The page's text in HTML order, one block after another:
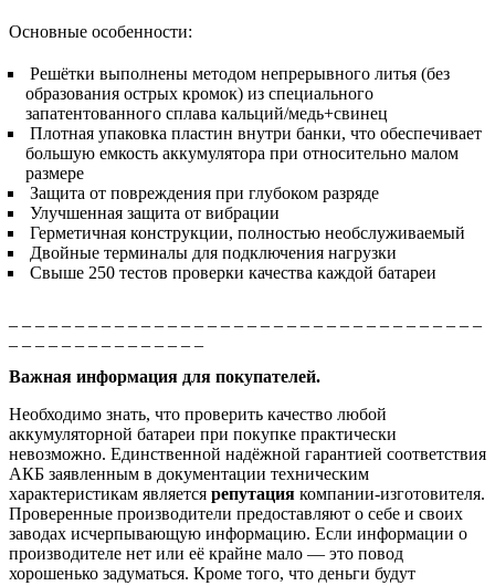
Основные особенности:
Решётки выполнены методом непрерывного литья (без
образования острых кромок) из специального
запатентованного сплава кальций/медь+свинец
Плотная упаковка пластин внутри банки, что обеспечивает
большую емкость аккумулятора при относительно малом
размере
Защита от повреждения при глубоком разряде
Улучшенная защита от вибрации
Герметичная конструкции, полностью необслуживаемый
Двойные терминалы для подключения нагрузки
Свыше 250 тестов проверки качества каждой батареи
Важная информация для покупателей.
Необходимо знать, что проверить качество любой
аккумуляторной батареи при покупке практически
невозможно. Единственной надёжной гарантией соответствия
АКБ заявленным в документации техническим
характеристикам является репутация компании-изготовителя.
Проверенные производители предоставляют о себе и своих
заводах исчерпывающую информацию. Если информации о
производителе нет или её крайне мало — это повод
хорошенько задуматься. Кроме того, что деньги будут